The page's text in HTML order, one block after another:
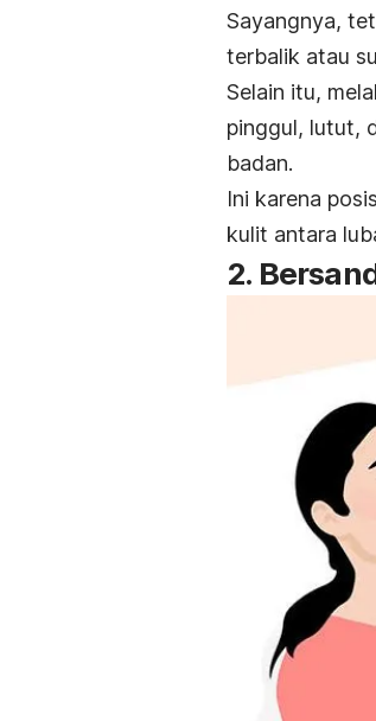
Sayangnya,
terbalik atau
Selain itu,
pinggul, lutut,
badan.
Ini karena
kulit antara
2.